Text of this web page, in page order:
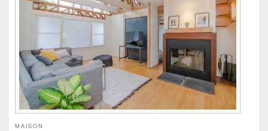
MAISON